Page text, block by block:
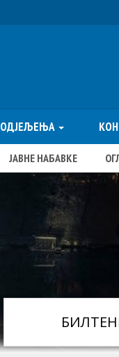
ОДЈЕЉЕЊА
ЈАВНЕ НАБАВКЕ